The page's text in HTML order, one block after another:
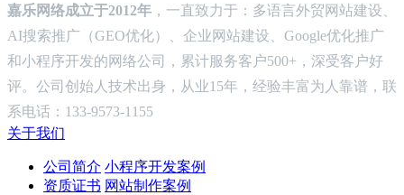
嘉乐网络成立于2012年 ，一直致力于：多语言外贸网站建设、
AI搜索推广（GEO优化）、企业网站建设、Google优化推广
和小程序开发的网络公司，累计服务客户500+，深受客户好
评。公司创始人技术出身，从业15年，经验丰富为人靠谱，联
系电话：133-9573-1155
关于我们
公司简介 小程序开发案例
资质证书 网站制作案例